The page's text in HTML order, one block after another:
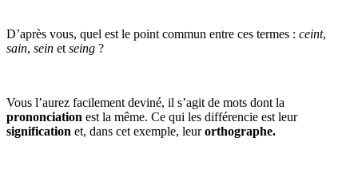
D’après vous, quel est le point commun entre ces termes : ceint,
sain, sein et seing ?
Vous l’aurez facilement deviné, il s’agit de mots dont la
prononciation est la même. Ce qui les différencie est leur
signification et, dans cet exemple, leurorthographe.